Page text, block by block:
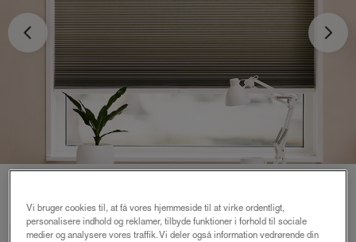
Forside Plisségardiner / Astrid plisségardin up and down
Vi bruger cookies til, at få vores hjemmeside til at virke ordentligt,
personalisere indhold og reklamer, tilbyde funktioner i forhold til sociale
medier og analysere vores traffik. Vi deler også information vedrørende din